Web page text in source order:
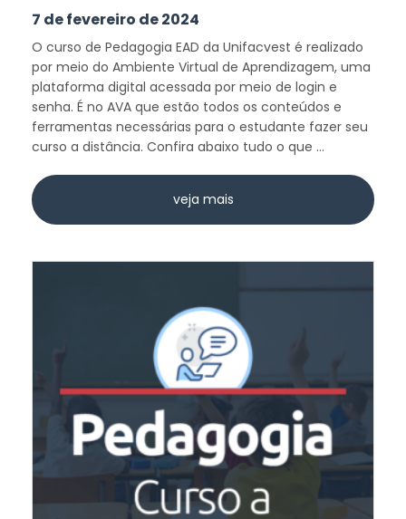
7 de fevereiro de 2024
O curso de Pedagogia EAD da Unifacvest é realizado
por meio do Ambiente Virtual de Aprendizagem, uma
plataforma digital acessada por meio de login e
senha. É no AVA que estão todos os conteúdos e
ferramentas necessárias para o estudante fazer seu
curso a distância. Confira abaixo tudo o que ...
veja mais